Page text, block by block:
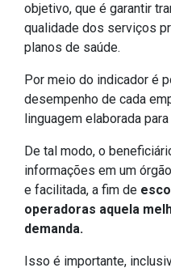
objetivo, que é garantir
qualidade dos serviços
planos de saúde.
Por meio do indicador é
desempenho de cada
linguagem elaborada
De tal modo, o
informações em um
e facilitada, a fim de
operadoras aquela
demanda.
Isso é importante,